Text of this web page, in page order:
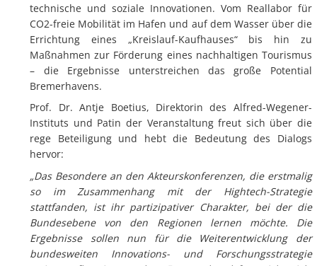
technische und soziale Innovationen. Vom Reallabor für
CO2-freie Mobilität im Hafen und auf dem Wasser über die
Errichtung eines „Kreislauf-Kaufhauses“ bis hin zu
Maßnahmen zur Förderung eines nachhaltigen Tourismus
– die Ergebnisse unterstreichen das große Potential
Bremerhavens.
Prof. Dr. Antje Boetius, Direktorin des Alfred-Wegener-
Instituts und Patin der Veranstaltung freut sich über die
rege Beteiligung und hebt die Bedeutung des Dialogs
hervor:
„Das Besondere an den Akteurskonferenzen, die erstmalig
so im Zusammenhang mit der Hightech-Strategie
stattfanden, ist ihr partizipativer Charakter, bei der die
Bundesebene von den Regionen lernen möchte. Die
Ergebnisse sollen nun für die Weiterentwicklung der
bundesweiten Innovations- und Forschungsstrategie